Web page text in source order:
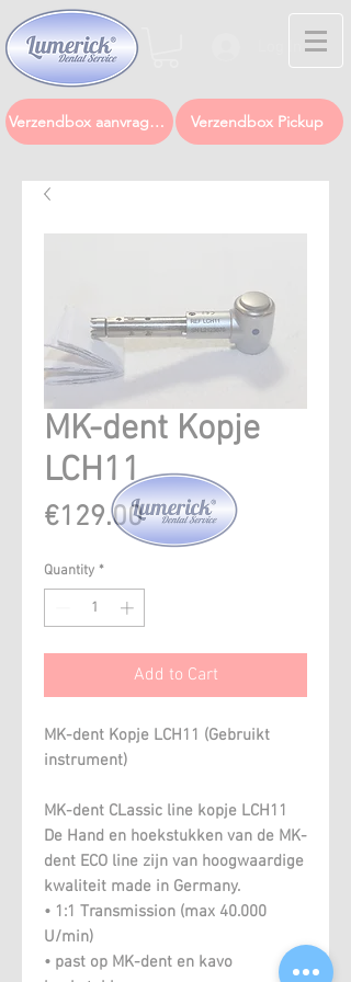
Verzendbox aanvragen Verzendbox Pickup
MK-dent Kopje
LCH11
€129.00Price
Quantity *
Add to Cart
MK-dent Kopje LCH11 (Gebruikt
instrument)
MK-dent CLassic line kopje LCH11
De Hand en hoekstukken van de MK-
dent ECO line zijn van hoogwaardige
kwaliteit made in Germany.
• 1:1 Transmission (max 40.000
U/min)
• past op MK-dent en kavo